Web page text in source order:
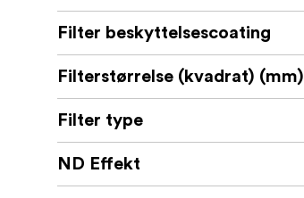
Filter beskyttelsescoating
Filterstørrelse (kvadrat) (mm)
Filter type
ND Effekt